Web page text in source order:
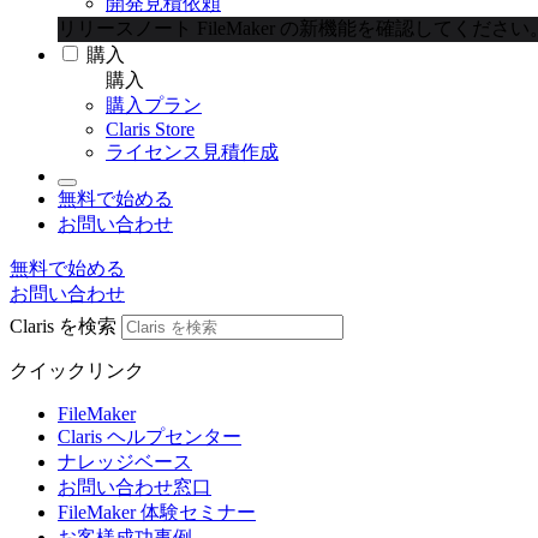
リリースノート
FileMaker の新機能を確認してください。
購入
購入
購入プラン
Claris Store
ライセンス見積作成
無料で始める
お問い合わせ
無料で始める
お問い合わせ
Claris を検索
クイックリンク
FileMaker
Claris ヘルプセンター
ナレッジベース
お問い合わせ窓口
FileMaker 体験セミナー